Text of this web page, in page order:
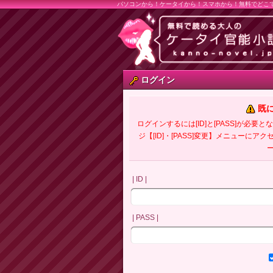
パソコンから！ケータイから！スマホから！無料でどこ
ログイン
既
ログインするには[ID]と[PASS]が必要と
ジ【[ID]・[PASS]変更】メニューにアク
| ID |
| PASS |